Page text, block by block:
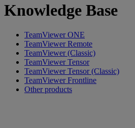
Knowledge Base
TeamViewer ONE
TeamViewer Remote
TeamViewer (Classic)
TeamViewer Tensor
TeamViewer Tensor (Classic)
TeamViewer Frontline
Other products